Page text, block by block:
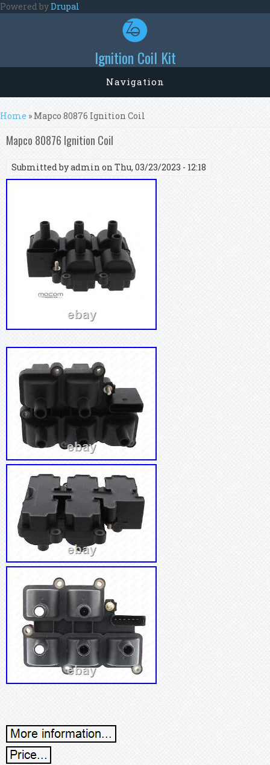
Skip to main content
Powered byDrupal
Ignition Coil Kit
Navigation
You are here
Home » Mapco 80876 Ignition Coil
Mapco 80876 Ignition Coil
Submitted byadmin on Thu, 03/23/2023 - 12:18